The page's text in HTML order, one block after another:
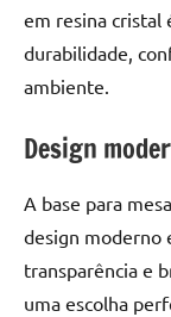
de
resina,
designs
mesas
jantar
de
resina
e
em resina cristal
durabilidade,
ambiente.
Design
A base para
design moderno
transparência e
uma escolha